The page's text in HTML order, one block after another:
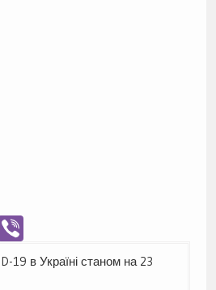
Viber
19 в Україні станом на 23